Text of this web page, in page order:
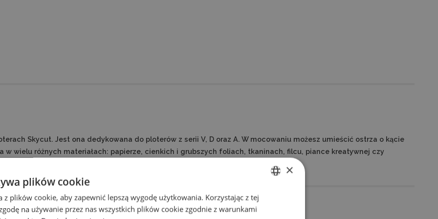
Skycut. Jest ona dedykowana do ploterów z serii V, D oraz A. W mocowaniu możesz umieścić ostrza o kącie
w wielu różnych materiałach: papierze, cienkich i grubszych foliach, tkaninach, filcu, piance kreatywnej czy
×
plików cookie
z plików cookie, aby zapewnić lepszą wygodę użytkowania. Korzystając z tej
na używanie przez nas wszystkich plików cookie zgodnie z warunkami